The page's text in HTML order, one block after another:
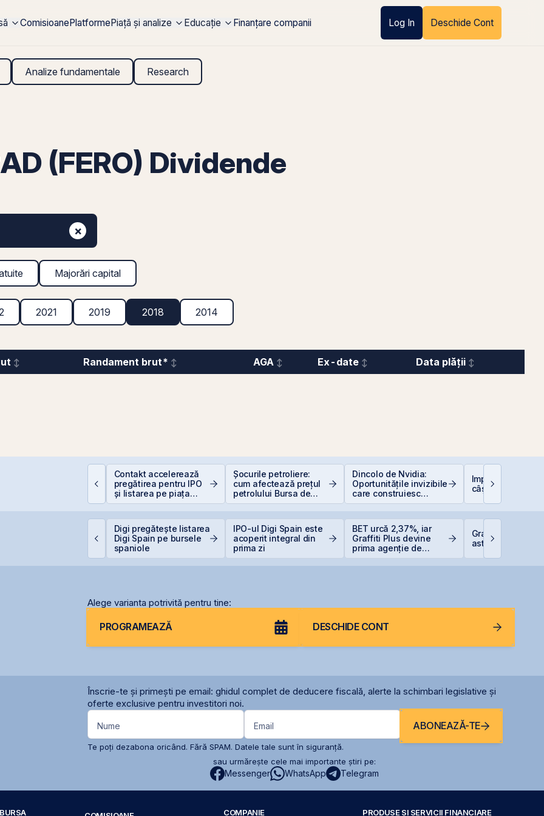
ComisioanePlatformePiață și analize Educație Finanțare companii Log In Deschide Cont
Analize fundamentale Research
(FERO) Dividende
×
Majorări capital
2021 2019 2018 2014
Randament brut* AGA Ex-date Data plății
Contakt accelerează
pregătirea pentru IPO
și listarea pe piața
AeRO a BVB
Șocurile petroliere:
cum afectează prețul
petrolului Bursa de
Valori București
Dincolo de Nvidia:
Oportunitățile invizibile
care construiesc
viitorul AI
Impozitarea
câștigurilor la
Digi pregătește listarea
Digi Spain pe bursele
spaniole
IPO-ul Digi Spain este
acoperit integral din
prima zi
BET urcă 2,37%, iar
Graffiti Plus devine
prima agenție de
Graffiti Plus
astăzi pe piața
Alege varianta potrivită pentru tine:
PROGRAMEAZĂ DESCHIDE CONT
Înscrie-te și primești pe email: ghidul complet de deducere fiscală, alerte la schimbari legislative și
oferte exclusive pentru investitori noi.
Nume Email ABONEAZĂ-TE
Te poți dezabona oricând. Fără SPAM. Datele tale sunt în siguranță.
sau urmărește cele mai importante știri pe:
Messenger WhatsApp Telegram
COMPANIE PRODUSE ȘI SERVICII FINANCIARE